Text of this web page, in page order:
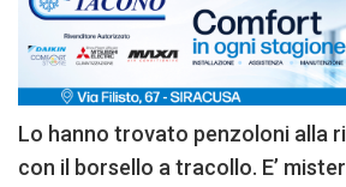
Lo hanno trovato penzoloni alla
con il borsello a tracollo. E’